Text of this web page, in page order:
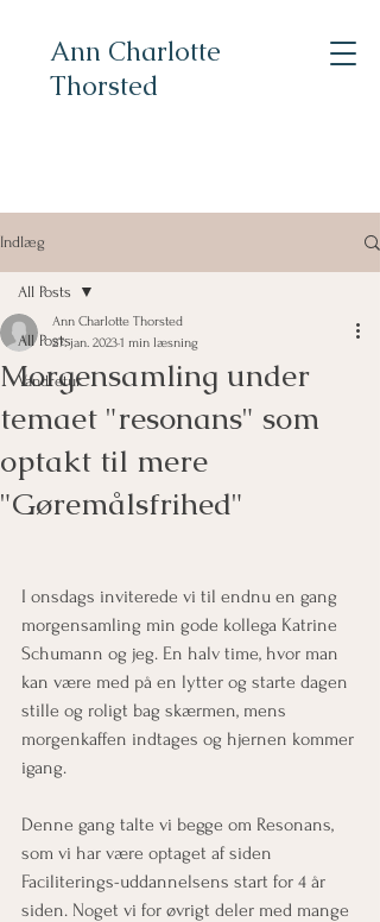
Ann Charlotte
Thorsted
Indlæg
All Posts
Vandretur
All Posts
Morgensamling under
temaet "resonans" som
optakt til mere
"Gøremålsfrihed"
Ann Charlotte Thorsted
27. jan. 20231 min læsning
I onsdags inviterede vi til endnu en gang
morgensamling min gode kollega Katrine
Schumann og jeg. En halv time, hvor man
kan være med på en lytter og starte dagen
stille og roligt bag skærmen, mens
morgenkaffen indtages og hjernen kommer
igang.
Denne gang talte vi begge om Resonans,
som vi har være optaget af siden
Faciliterings-uddannelsens start for 4 år
siden. Noget vi for øvrigt deler med mange